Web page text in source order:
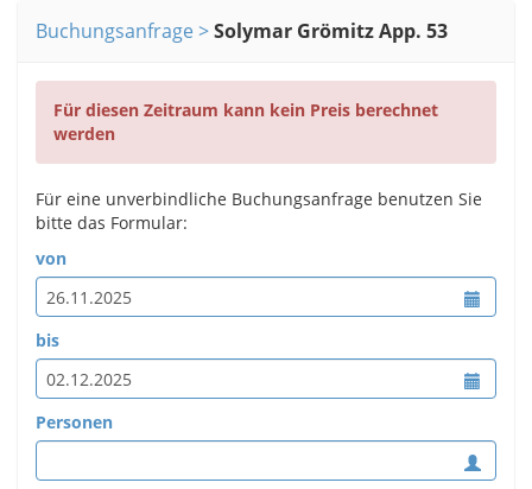
Buchungsanfrage Solymar Grömitz App. 53
Für diesen Zeitraum kann kein Preis berechnet
werden
Für eine unverbindliche Buchungsanfrage benutzen Sie
bitte das Formular:
von
bis
Personen